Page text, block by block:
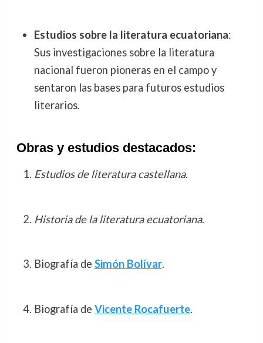
Estudios sobre la literatura ecuatoriana:
Sus investigaciones sobre la literatura
nacional fueron pioneras en el campo y
sentaron las bases para futuros estudios
literarios.
Obras y estudios destacados:
Estudios de literatura castellana.
Historia de la literatura ecuatoriana.
Biografía de Simón Bolívar.
Biografía de Vicente Rocafuerte.